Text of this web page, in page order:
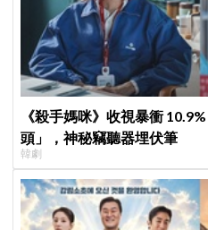
《殺手媽咪》收視暴衝
頭」，神秘竊聽器埋伏筆
韓劇